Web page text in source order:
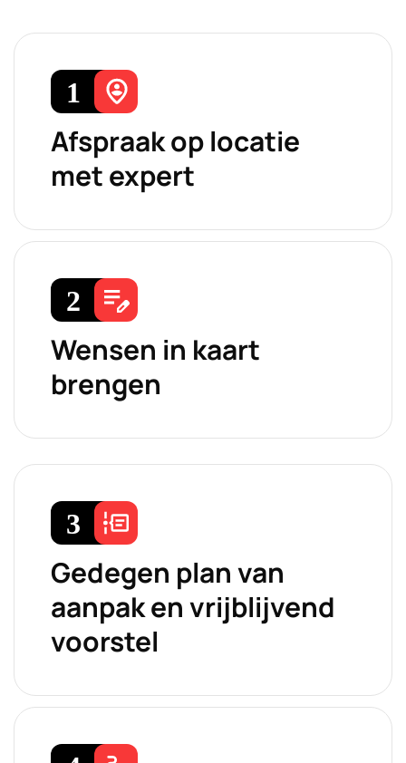
Afspraak op locatie
met expert
Wensen in kaart
brengen
Gedegen plan van
aanpak en vrijblijvend
voorstel